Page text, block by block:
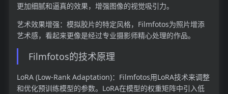
更加细腻和逼真的效果，增强图像的视觉吸引力。
艺术效果增强：模拟胶片的特定风格，Filmfotos为照片增添
艺术感，看起来更像是经过专业摄影师精心处理的作品。
Filmfotos的技术原理
LoRA (Low-Rank Adaptation)：Filmfotos用LoRA技术来调整
和优化预训练模型的参数。LoRA在模型的权重矩阵中引入低